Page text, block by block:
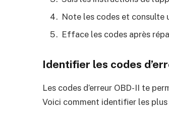
Note les codes et consulte
Efface les codes après
Identifier les codes
Les codes d’erreur OBD-II te
Voici comment identifier les